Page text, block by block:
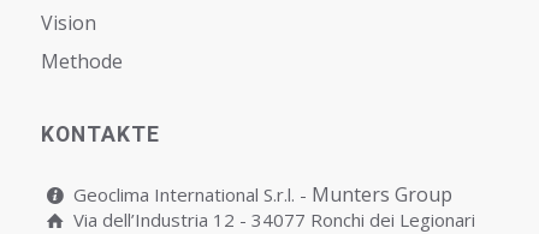
Vision
Мethode
KONTAKTE
Geoclima International S.r.l. - Munters Group
Via dell’Industria 12 - 34077 Ronchi dei Legionari